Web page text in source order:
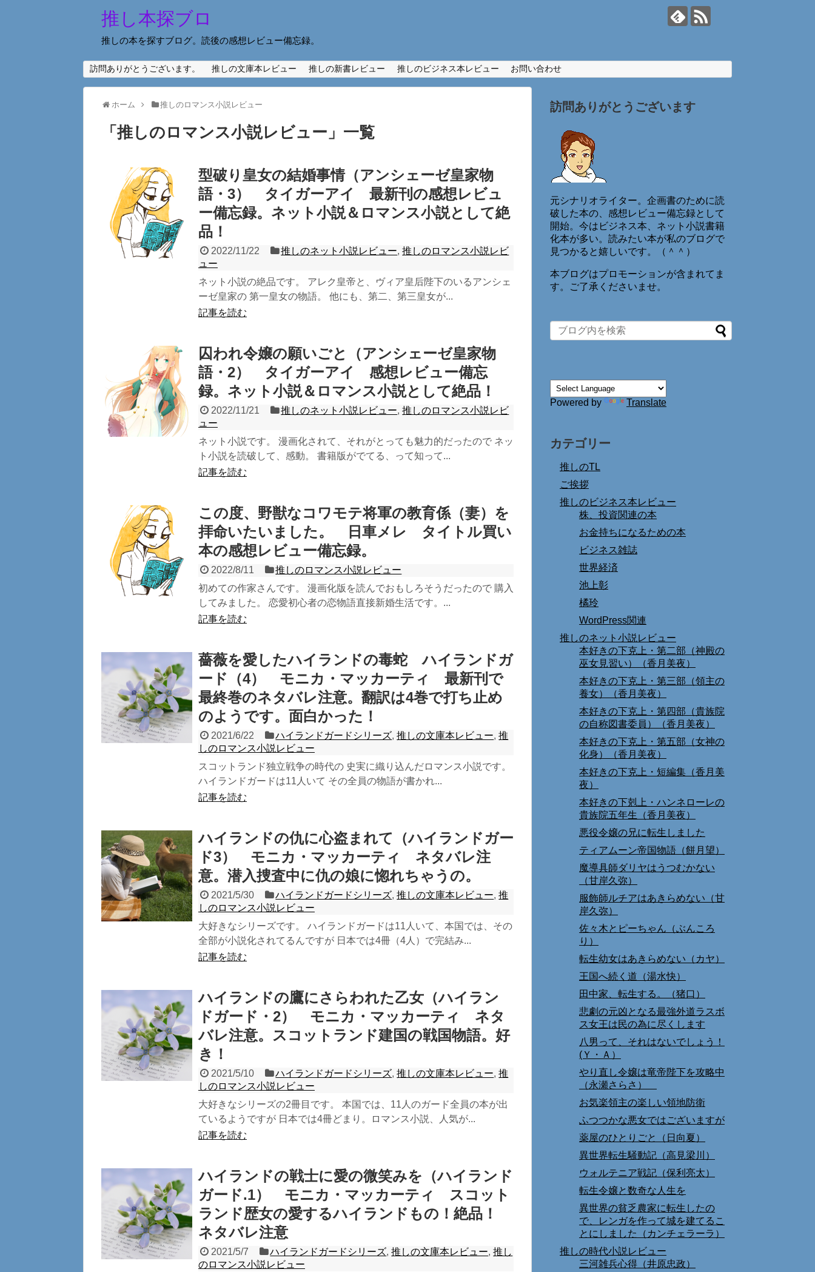
推し本探ブロ
推しの本を探すブログ。読後の感想レビュー備忘録。
訪問ありがとうございます。 推しの文庫本レビュー 推しの新書レビュー 推しのビジネス本レビュー お問い合わせ
ホーム 推しのロマンス小説レビュー
「 推しのロマンス小説レビュー 」 一覧
型破り皇女の結婚事情（アンシェーゼ皇家物
語・3） タイガーアイ 最新刊の感想レビュ
ー備忘録。ネット小説＆ロマンス小説として絶
品！
2022/11/22 推しのネット小説レビュー,推しのロマンス小説レビ
ュー
ネット小説の絶品です。 アレク皇帝と、ヴィア皇后陛下のいるアンシェ
ーゼ皇家の 第一皇女の物語。 他にも、第二、第三皇女が...
記事を読む
囚われ令嬢の願いごと（アンシェーゼ皇家物
語・2） タイガーアイ 感想レビュー備忘
録。ネット小説＆ロマンス小説として絶品！
2022/11/21 推しのネット小説レビュー,推しのロマンス小説レビ
ュー
ネット小説です。 漫画化されて、それがとっても魅力的だったので ネッ
ト小説を読破して、感動。 書籍版がでてる、って知って...
記事を読む
この度、野獣なコワモテ将軍の教育係（妻）を
拝命いたいました。 日車メレ タイトル買い
本の感想レビュー備忘録。
2022/8/11
推しのロマンス小説レビュー
初めての作家さんです。 漫画化版を読んでおもしろそうだったので 購入
してみました。 恋愛初心者の恋物語直接新婚生活です。...
記事を読む
薔薇を愛したハイランドの毒蛇 ハイランドガ
ード（4） モニカ・マッカーティ 最新刊で
最終巻のネタバレ注意。翻訳は4巻で打ち止め
のようです。面白かった！
2021/6/22 ハイランドガードシリーズ,推しの文庫本レビュー,推
しのロマンス小説レビュー
スコットランド独立戦争の時代の 史実に織り込んだロマンス小説です。
ハイランドガードは11人いて その全員の物語が書かれ...
記事を読む
ハイランドの仇に心盗まれて（ハイランドガー
ド3） モニカ・マッカーティ ネタバレ注
意。潜入捜査中に仇の娘に惚れちゃうの。
2021/5/30 ハイランドガードシリーズ,推しの文庫本レビュー,推
しのロマンス小説レビュー
大好きなシリーズです。 ハイランドガードは11人いて、本国では、その
全部が小説化されてるんですが 日本では4冊（4人）で完結み...
記事を読む
ハイランドの鷹にさらわれた乙女（ハイラン
ドガード・2） モニカ・マッカーティ ネタ
バレ注意。スコットランド建国の戦国物語。好
き！
2021/5/10 ハイランドガードシリーズ,推しの文庫本レビュー,推
しのロマンス小説レビュー
大好きなシリーズの2冊目です。 本国では、11人のガード全員の本が出
ているようですが 日本では4冊どまり。ロマンス小説、人気が...
記事を読む
ハイランドの戦士に愛の微笑みを（ハイランド
ガード.1） モニカ・マッカーティ スコット
ランド歴女の愛するハイランドもの！絶品！
ネタバレ注意
2021/5/7 ハイランドガードシリーズ,推しの文庫本レビュー,推し
のロマンス小説レビュー
訪問ありがとうございます
元シナリオライター。企画書のために読
破した本の、感想レビュー備忘録として
開始。今はビジネス本、ネット小説書籍
化本が多い。読みたい本が私のブログで
見つかると嬉しいです。（＾＾）
本ブログはプロモーションが含まれてま
す。ご了承くださいませ。
Powered by Translate
カテゴリー
推しのTL
ご挨拶
推しのビジネス本レビュー
株、投資関連の本
お金持ちになるための本
ビジネス雑誌
世界経済
池上彰
橘玲
WordPress関連
推しのネット小説レビュー
本好きの下克上・第二部（神殿の
巫女見習い）（香月美夜）
本好きの下克上・第三部（領主の
養女）（香月美夜）
本好きの下克上・第四部（貴族院
の自称図書委員）（香月美夜）
本好きの下克上・第五部（女神の
化身）（香月美夜）
本好きの下克上・短編集（香月美
夜）
本好きの下剋上・ハンネローレの
貴族院五年生（香月美夜）
悪役令嬢の兄に転生しました
ティアムーン帝国物語（餅月望）
魔導具師ダリヤはうつむかない
（甘岸久弥）
服飾師ルチアはあきらめない（甘
岸久弥）
佐々木とピーちゃん（ぶんころ
り）
転生幼女はあきらめない（カヤ）
王国へ続く道（湯水快）
田中家、転生する。（猪口）
悲劇の元凶となる最強外道ラスボ
ス女王は民の為に尽くします
八男って、それはないでしょう！
(Ｙ・Ａ）
やり直し令嬢は竜帝陛下を攻略中
（永瀬さらさ）
お気楽領主の楽しい領地防衛
ふつつかな悪女ではございますが
薬屋のひとりごと（日向夏）
異世界転生騒動記（高見梁川）
ウォルテニア戦記（保利亮太）
転生令嬢と数奇な人生を
異世界の貧乏農家に転生したの
で、レンガを作って城を建てるこ
とにしました（カンチェラーラ）
推しの時代小説レビュー
三河雑兵心得（井原忠政）